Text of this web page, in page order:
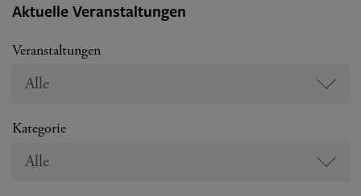
Aktuelle Veranstaltungen
Veranstaltungen
Alle
Kategorie
Alle